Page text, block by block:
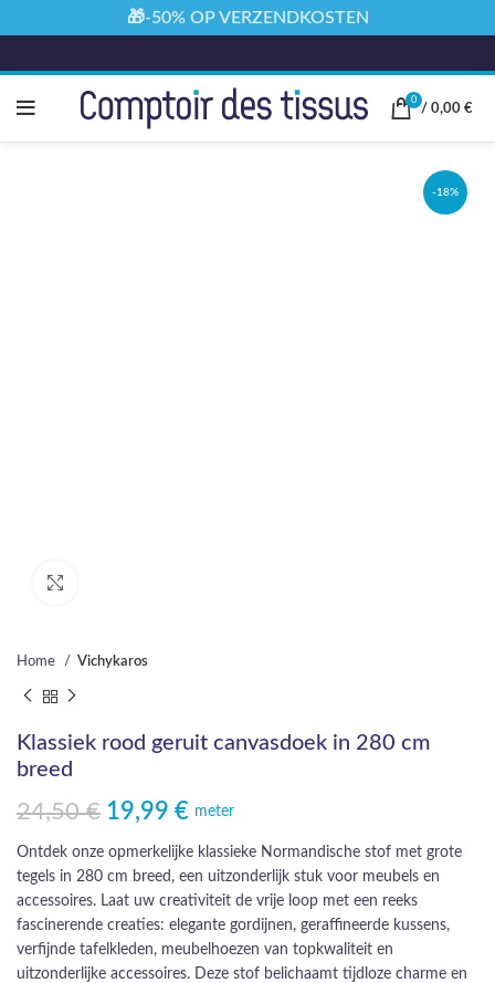
0
/ 0,00 €
-18%
Home Vichykaros
Klassiek rood geruit canvasdoek in 280 cm
breed
24,50€
Oorspronkelijke prijs was: 24,50 €.
19,99 €
Huidige prijs is: 19,99 €. meter
Ontdek onze opmerkelijke klassieke Normandische stof met grote
tegels in 280 cm breed, een uitzonderlijk stuk voor meubels en
accessoires. Laat uw creativiteit de vrije loop met een reeks
fascinerende creaties: elegante gordijnen, geraffineerde kussens,
verfijnde tafelkleden, meubelhoezen van topkwaliteit en
uitzonderlijke accessoires. Deze stof belichaamt tijdloze charme en
🎁-50% OP VERZENDKOSTEN